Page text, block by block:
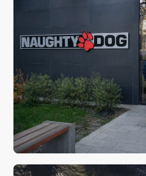
Госдума планирует
регулированию видеоигр